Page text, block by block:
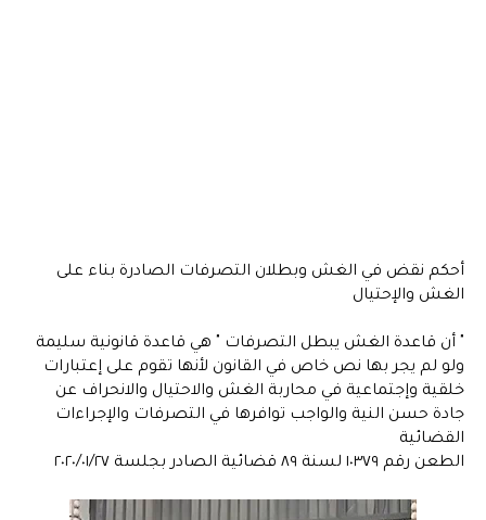
أحكم نقض في الغش وبطلان التصرفات الصادرة بناء على
الغش والإحتيال
" أن قاعدة الغش يبطل التصرفات " هي قاعدة قانونية سليمة
ولو لم يجر بها نص خاص في القانون لأنها تقوم على إعتبارات
خلقية وإجتماعية في محاربة الغش والاحتيال والانحراف عن
جادة حسن النية والواجب توافرها في التصرفات والإجراءات
القضائية
الطعن رقم ١٠٣٧٩ لسنة ٨٩ قضائية الصادر بجلسة ٢٠٢٠/٠١/٢٧